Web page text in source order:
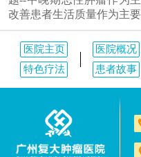
改善患者生活质量作为主要
医院主页 医院概况
特色疗法
患者故事